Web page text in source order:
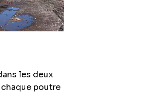
les deux
poutre